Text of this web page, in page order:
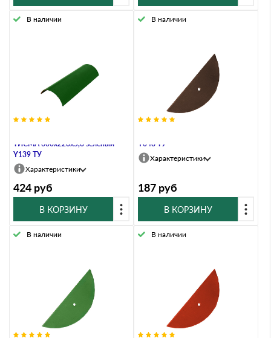
ТИСМА 600х228х5,8 зеленый
Y139 ТУ
В наличии
Характеристики
424 руб
В КОРЗИНУ
Y048 ТУ
В наличии
Характеристики
187 руб
В КОРЗИНУ
В наличии В наличии